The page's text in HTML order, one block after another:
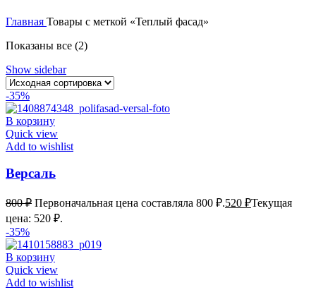
Главная Товары с меткой «Теплый фасад»
Показаны все (2)
Show sidebar
-35%
В корзину
Quick view
Add to wishlist
Версаль
800₽ Первоначальная цена составляла 800 ₽.520 ₽Текущая
цена: 520 ₽.
-35%
В корзину
Quick view
Add to wishlist